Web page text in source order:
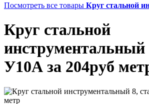
Посмотреть все товары Круг стальной
Круг стальной
инструментальный
У10А за 204руб